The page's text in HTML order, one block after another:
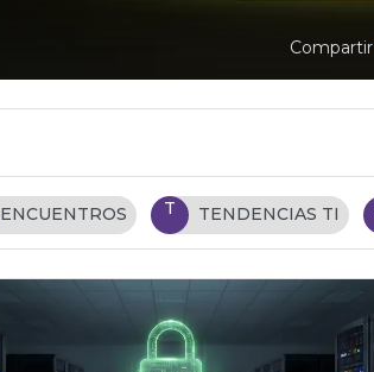
Compartir
ENCUENTROS T TENDENCIAS TI